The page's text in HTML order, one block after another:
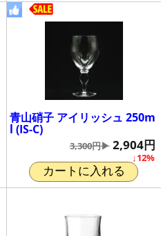
青山硝子 アイリッシュ 250m
l (IS-C)
↓12%
3,300円▶ 2,904円
カートに入れる